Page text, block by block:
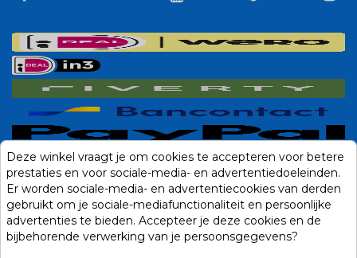
Deze winkel vraagt je om cookies te accepteren voor betere
prestaties en voor sociale-media- en advertentiedoeleinden.
Er worden sociale-media- en advertentiecookies van derden
gebruikt om je sociale-mediafunctionaliteit en persoonlijke
advertenties te bieden. Accepteer je deze cookies en de
bijbehorende verwerking van je persoonsgegevens?